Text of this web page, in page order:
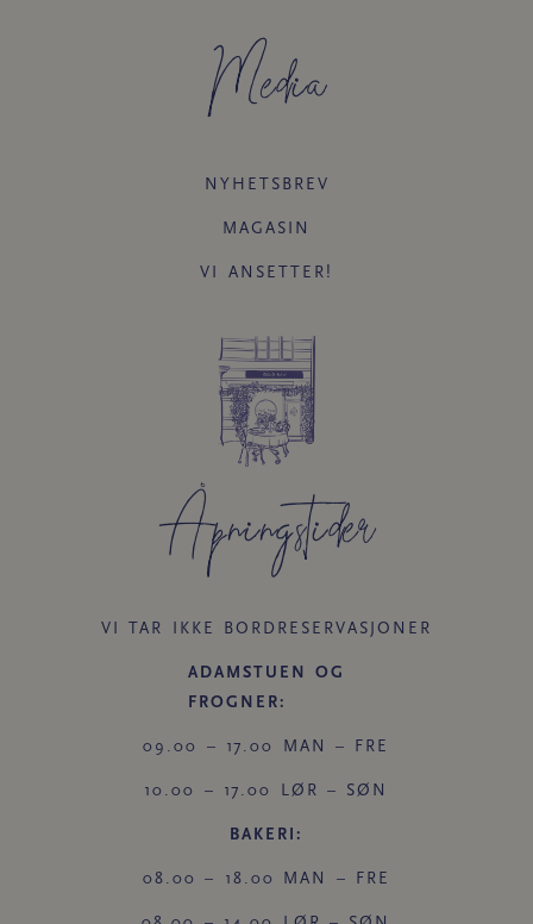
Media
NYHETSBREV
MAGASIN
VI ANSETTER!
Åpningstider​
VI TAR IKKE BORDRESERVASJONER
ADAMSTUEN OG
FROGNER:
09.00 – 17.00 MAN – FRE
10.00 – 17.00 LØR – SØN
BAKERI:
08.00 – 18.00 MAN – FRE